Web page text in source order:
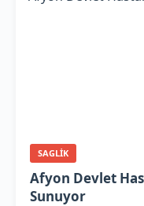
SAGLIK
Afyon Devlet
Sunuyor